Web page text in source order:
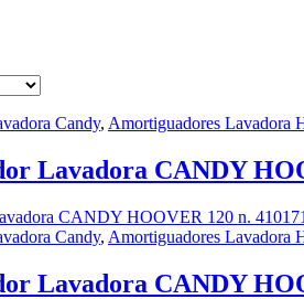
Candy, Amortiguadores Lavadora
Lavadora CANDY
Candy, Amortiguadores Lavadora
Lavadora CANDY